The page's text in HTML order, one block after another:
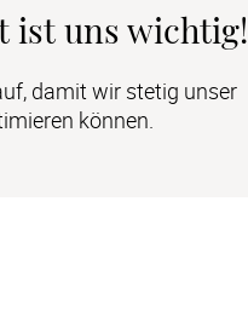
ist uns wichtig!
damit wir stetig unser
können.